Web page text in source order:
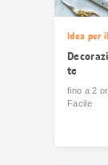
Idea per
te
fino a 2
Facile